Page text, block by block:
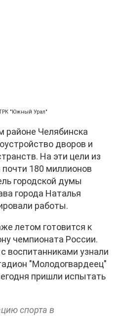
"Южный Урал"
районе Челябинска
дворов и
На эти цели из
180 миллионов
городской думы
города Наталья
работы.
летом готовится к
чемпионата России.
воспитанниками узнали
"Молодогвардеец"
пришли испытать
спорта в